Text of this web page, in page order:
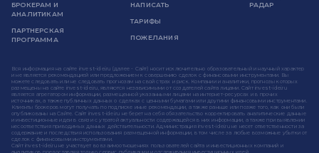
БРОКЕРАМ И
АНАЛИТИКАМ
ПАРТНЕРСКАЯ
ПРОГРАММА
НАПИСАТЬ
ТАРИФЫ
ПОЖЕЛАНИЯ
РАДАР
Вся информация на сайте invest-idei.ru (далее - Сайт) носит исключительно образовательный и научный характер
и не является рекомендацией или предложением к совершению сделок с финансовыми инструментами. Вы
можете следовать или не следовать прогнозам на свой страх и риск. Компании и аналитики, прогнозы которых
размещены на сайте invest-idei.ru, являются независимыми от создателей сайта лицами. Сайт invest-idei.ru
является агрегатором информации, размещенной указанными лицами на интернет-ресурсах и в прочих
источниках, а также публичных данных о сделках с ценными бумагами или другими финансовыми инструментами.
Клиенты брокеров могут получать по подписке иные рекомендации, а также раньше или позже того, как они были
опубликованы на Сайте. Сайт invest-idei.ru не берет на себя обязательство корректировать аналитические данные
и инвестиционные идеи в связи с утратой актуальности содержащейся в них информации, а также при выявлении
несоответствия приводимых данных действительности. Администрация invest-idei.ru не несет ответственности за
содержание и последствия использования размещенной информации, в том числе за любые возможные убытки от
сделок с финансовыми инструментами.
Сайт invest-idei.ru не участвует во взаимоотношениях пользователей сайта и инвестиционных компаний и